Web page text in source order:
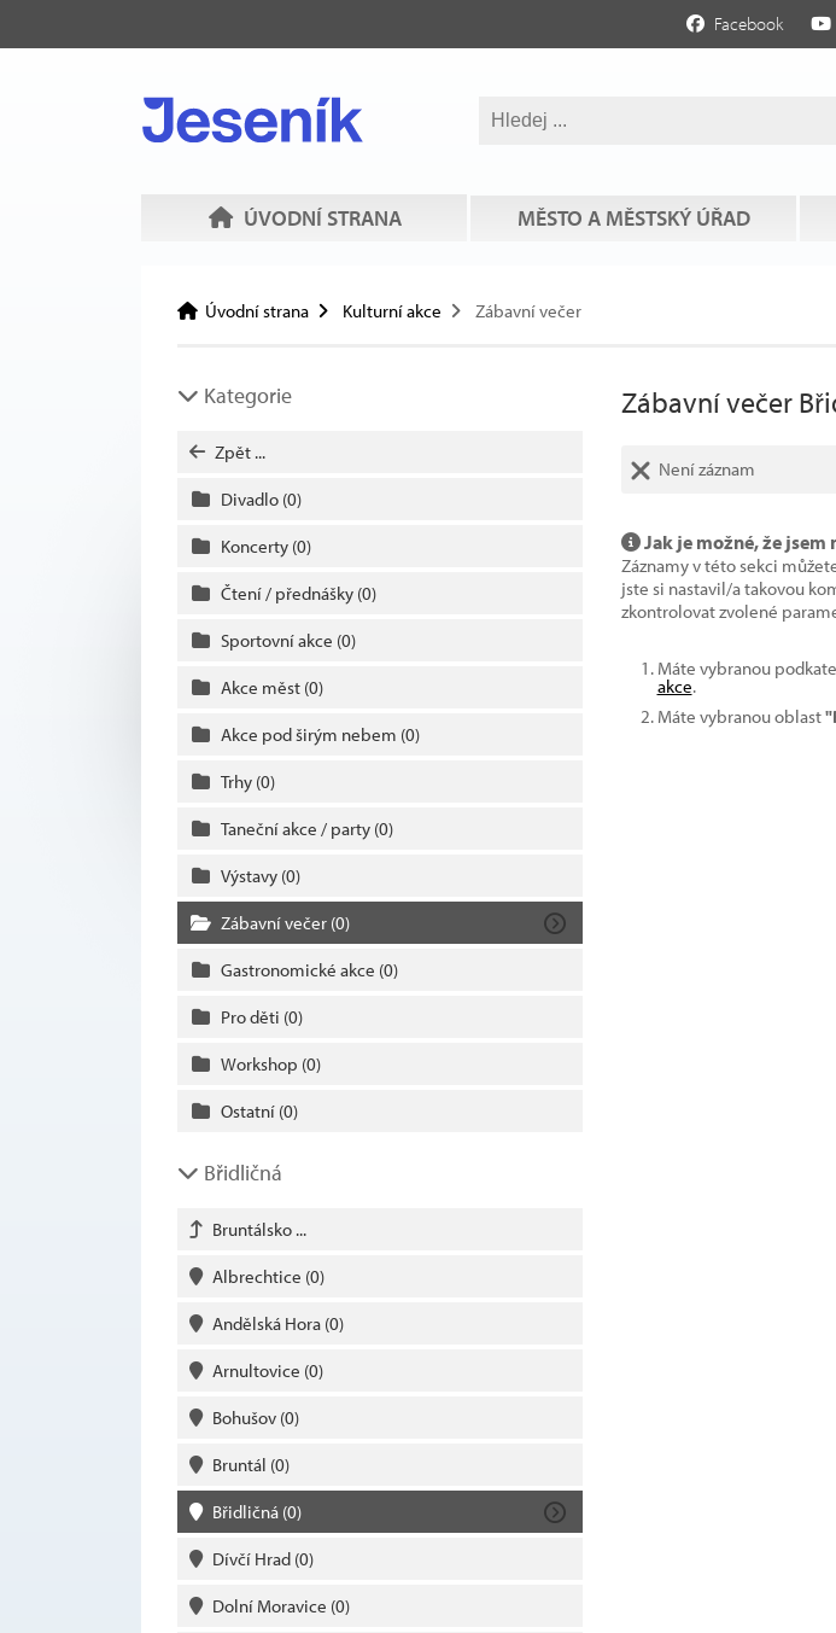
Facebook
ÚVODNÍ STRANA MĚSTO A MĚSTSKÝ ÚŘAD
Úvodní strana Kulturní akce Zábavní večer
Kategorie
Zpět ...
Divadlo (0)
Koncerty (0)
Čtení / přednášky (0)
Sportovní akce (0)
Akce měst (0)
Akce pod širým nebem (0)
Trhy (0)
Taneční akce / party (0)
Výstavy (0)
Zábavní večer (0)
Gastronomické akce (0)
Pro děti (0)
Workshop (0)
Ostatní (0)
Břidličná
Bruntálsko ...
Albrechtice (0)
Andělská Hora (0)
Arnultovice (0)
Bohušov (0)
Bruntál (0)
Břidličná (0)
Dívčí Hrad (0)
Dolní Moravice (0)
Zábavní večer
Není záznam
Jak je možné, že jsem
Záznamy v této sekci
jste si nastavil/a takovou
zkontrolovat zvolené
Máte vybranou
akce.
Máte vybranou oblast